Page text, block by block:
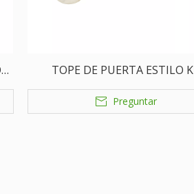
TOPE DE PUERTA ESTILO K
Preguntar